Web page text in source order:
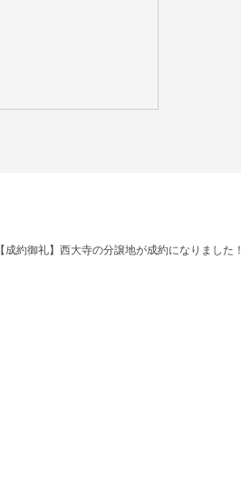
【成約御礼】西大寺の分譲地が成約になりました！